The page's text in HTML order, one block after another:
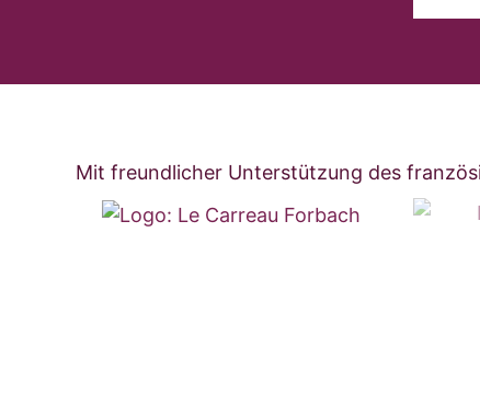
Mit freundlicher Unterstützung des